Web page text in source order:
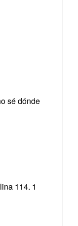
sé dónde
114. 1